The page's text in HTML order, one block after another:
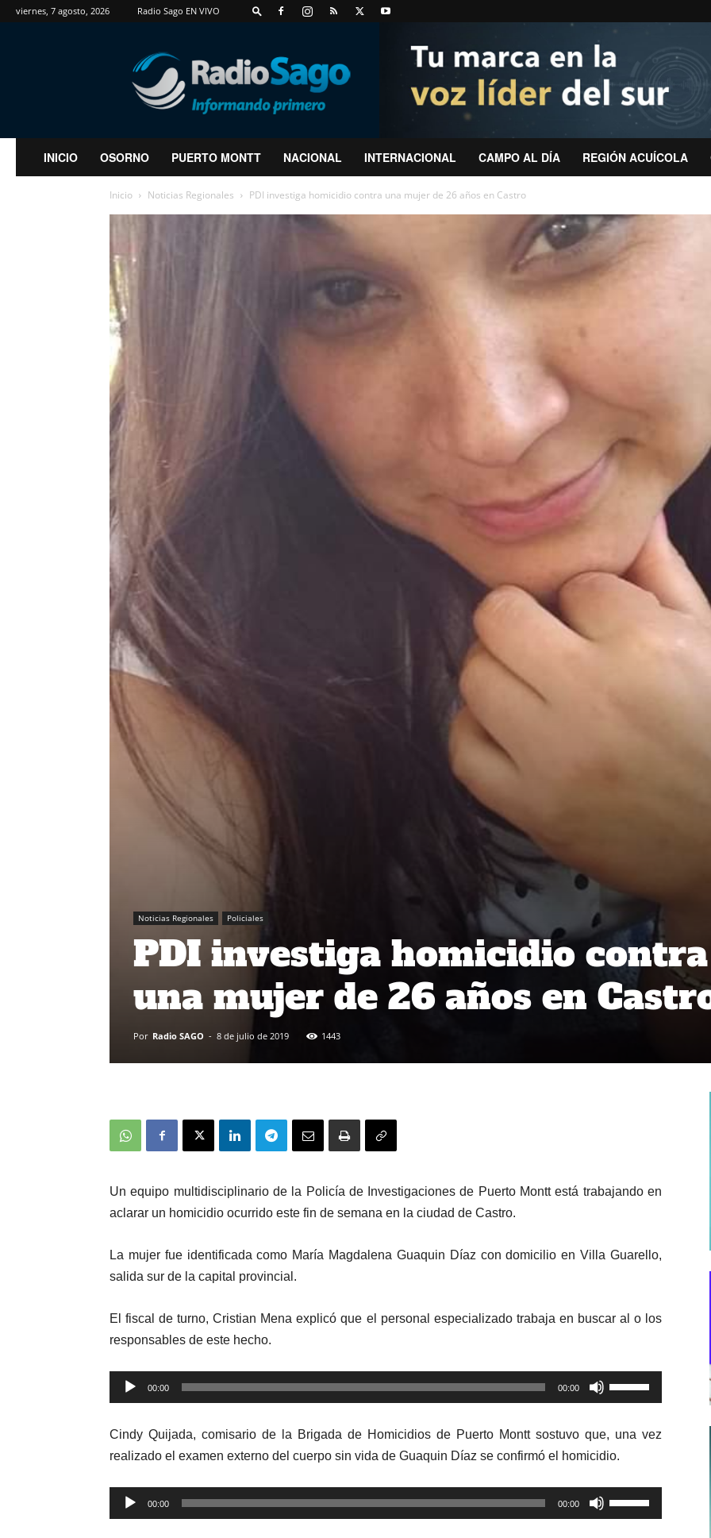
viernes, 7 agosto, 2026 Radio Sago EN VIVO
RadioSago
INICIO OSORNO PUERTO MONTT NACIONAL INTERNACIONAL CAMPO AL DÍA REGIÓN ACUÍCOLA
Inicio Noticias Regionales PDI investiga homicidio contra una mujer de 26 años en Castro
Noticias Regionales Policiales
PDI investiga homicidio contra
una mujer de 26 años en
Por Radio SAGO - 8 de julio de 2019 1443
Un equipo multidisciplinario de la Policía de Investigaciones de Puerto Montt está trabajando en
aclarar un homicidio ocurrido este fin de semana en la ciudad de Castro.
La mujer fue identificada como María Magdalena Guaquin Díaz con domicilio en Villa Guarello,
salida sur de la capital provincial.
El fiscal de turno, Cristian Mena explicó que el personal especializado trabaja en buscar al o los
responsables de este hecho.
Reproductor
de
00:00 00:00
Utiliza
las
de
flecha
arriba/abajo
para
Cindy Quijada, comisario de la Brigada de Homicidios de Puerto Montt sostuvo que, una vez
realizado el examen externo del cuerpo sin vida de Guaquin Díaz se confirmó el homicidio.
Reproductor
de
00:00 00:00
Utiliza
las